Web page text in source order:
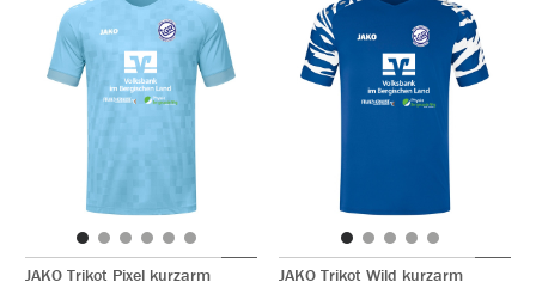
JAKO Trikot Pixel kurzarm
JAKO Trikot Wild kurzarm